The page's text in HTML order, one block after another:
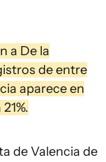
a De la
de entre
aparece en
de Valencia de